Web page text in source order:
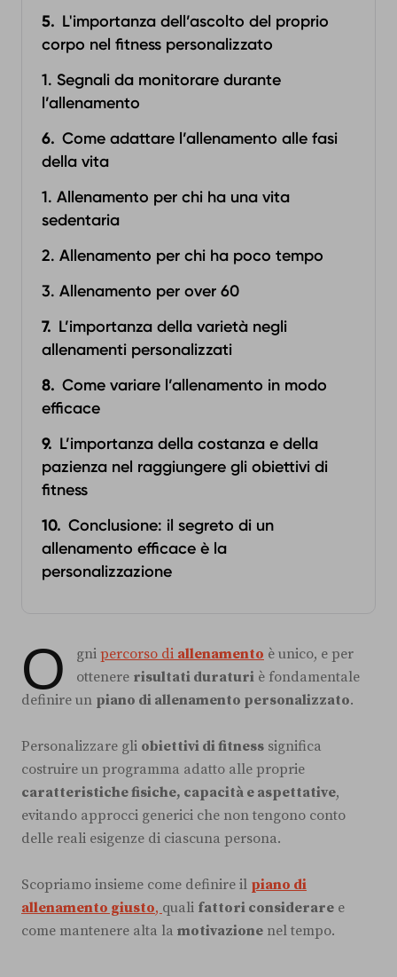
L'importanza dell’ascolto del proprio
corpo nel fitness personalizzato
1. Segnali da monitorare durante
l’allenamento
Come adattare l’allenamento alle fasi
della vita
1. Allenamento per chi ha una vita
sedentaria
2. Allenamento per chi ha poco tempo
3. Allenamento per over 60
L’importanza della varietà negli
allenamenti personalizzati
Come variare l’allenamento in modo
efficace
L’importanza della costanza e della
pazienza nel raggiungere gli obiettivi di
fitness
Conclusione: il segreto di un
allenamento efficace è la
personalizzazione
O gni percorso di allenamento è unico, e per
ottenere risultati duraturi è fondamentale
definire un piano di allenamento personalizzato.
Personalizzare gli obiettivi di fitness significa
costruire un programma adatto alle proprie
caratteristiche fisiche, capacità e aspettative,
evitando approcci generici che non tengono conto
delle reali esigenze di ciascuna persona.
Scopriamo insieme come definire il piano di
allenamento giusto, quali fattori considerare e
come mantenere alta la motivazione nel tempo.